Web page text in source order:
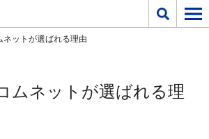
ネットが選ばれる理由
ムネットが選ばれる理